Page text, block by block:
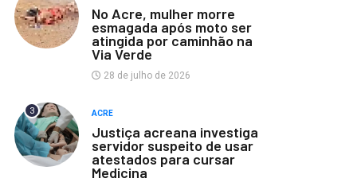
No Acre, mulher morre
esmagada após moto ser
atingida por caminhão na
Via Verde
28 de julho de 2026
3 ACRE
Justiça acreana investiga
servidor suspeito de usar
atestados para cursar
Medicina